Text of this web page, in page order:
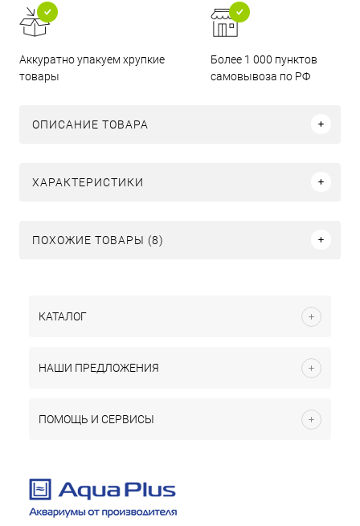
Аккуратно упакуем хрупкие
товары
Более 1 000 пунктов
самовывоза по РФ
ОПИСАНИЕ ТОВАРА
ХАРАКТЕРИСТИКИ
ПОХОЖИЕ ТОВАРЫ (8)
КАТАЛОГ
НАШИ ПРЕДЛОЖЕНИЯ
ПОМОЩЬ И СЕРВИСЫ